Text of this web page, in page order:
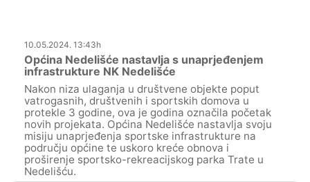
10.05.2024. 13:43h
Općina Nedelišće nastavlja s unaprjeđenjem
infrastrukture NK Nedelišće
Nakon niza ulaganja u društvene objekte poput
vatrogasnih, društvenih i sportskih domova u
protekle 3 godine, ova je godina označila početak
novih projekata. Općina Nedelišće nastavlja svoju
misiju unaprjeđenja sportske infrastrukture na
području općine te uskoro kreće obnova i
proširenje sportsko-rekreacijskog parka Trate u
Nedelišću.